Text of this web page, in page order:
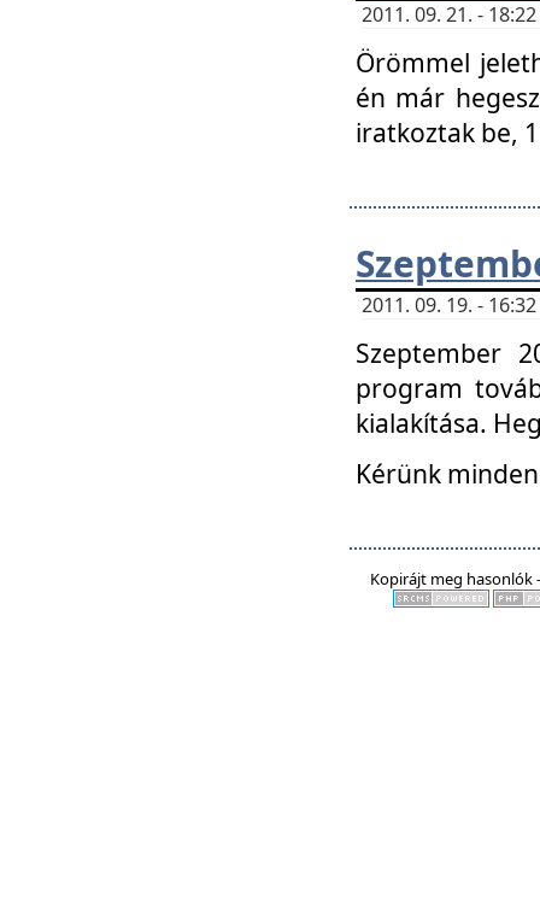
2011. 09. 21. -
Örömmel
én már
iratkoztak be,
2011. 09. 19. -
Szeptember
program
kialakítása.
Kérünk
Kopirájt meg hasonlók